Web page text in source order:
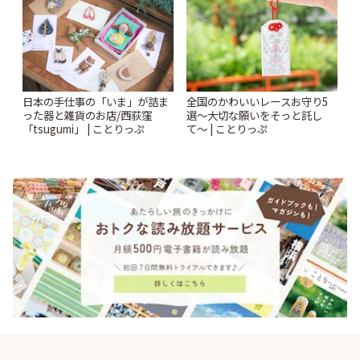
日本の手仕事の「いま」が詰ま
った器と雑貨のお店/西荻窪
「tsugumi」 | ことりっぷ
全国のかわいいレースお守り5
選〜大切な願いをそっと託し
て〜 | ことりっぷ